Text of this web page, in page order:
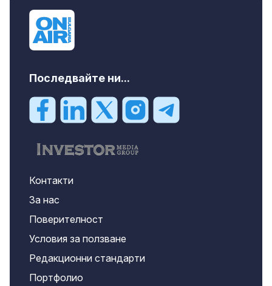
Последвайте ни...
Контакти
За нас
Поверителност
Условия за ползване
Редакционни стандарти
Портфолио